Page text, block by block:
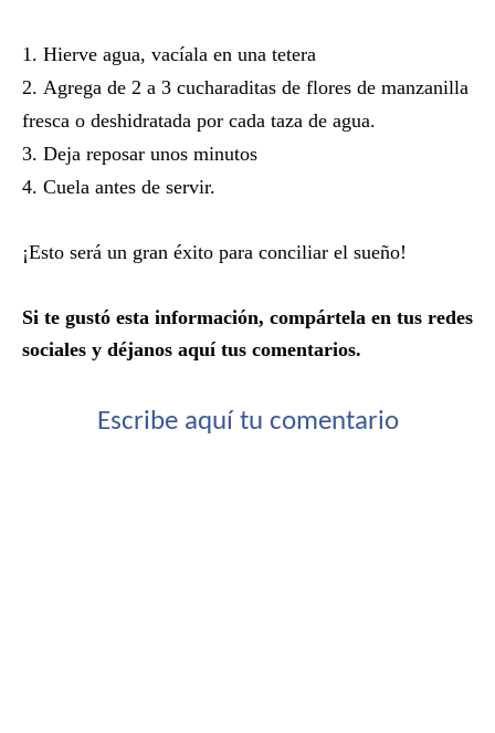
Hierve agua, vacíala en una tetera
Agrega de 2 a 3 cucharaditas de flores de manzanilla
fresca o deshidratada por cada taza de agua.
Deja reposar unos minutos
Cuela antes de servir.
¡Esto será un gran éxito para conciliar el sueño!
Si te gustó esta información, compártela en tus redes
sociales y déjanos aquí tus comentarios.
Escribe aquí tu comentario